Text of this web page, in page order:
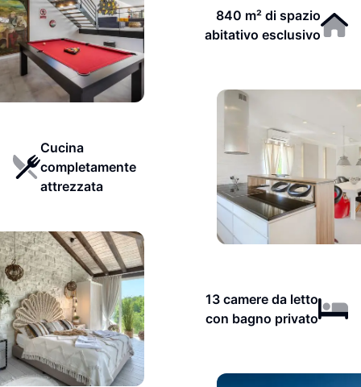
840 m² di spazio
abitativo esclusivo
Cucina
completamente
attrezzata
13 camere da letto
con bagno privato